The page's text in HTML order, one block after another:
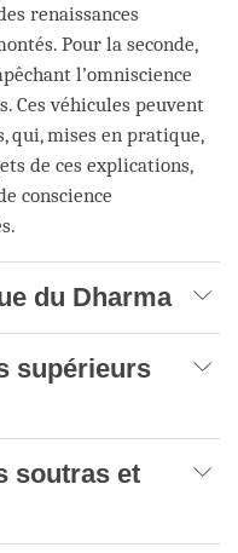
renaissances
Pour la seconde,
l’omniscience
Ces véhicules peuvent
qui, mises en pratique,
de ces explications,
conscience
du Dharma
supérieurs
soutras et